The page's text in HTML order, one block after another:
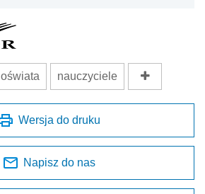
oświata nauczyciele
Wersja do druku
Napisz do nas